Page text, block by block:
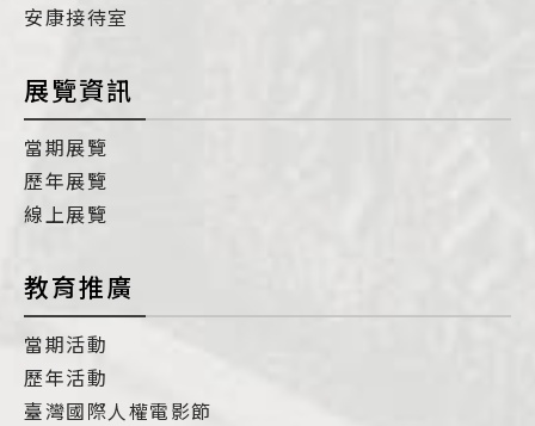
安康接待室
展覽資訊
當期展覽
歷年展覽
線上展覽
教育推廣
當期活動
歷年活動
臺灣國際人權電影節